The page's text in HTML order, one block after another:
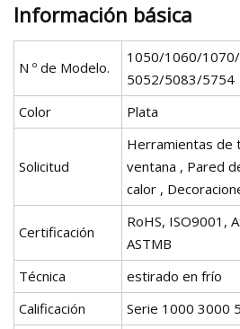
Información básica
N º de Modelo.
1050/1060/
5052/5083/5754
Color
Plata
Solicitud
Herramientas de
ventana , Pared
calor ,
Certificación
RoHS, ISO9001,
ASTMB
Técnica
estirado en frío
Calificación
Serie 1000 3000